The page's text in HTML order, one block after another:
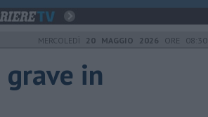
MERCOLEDÌ 20 MAGGIO 2026 ORE 08:30
in